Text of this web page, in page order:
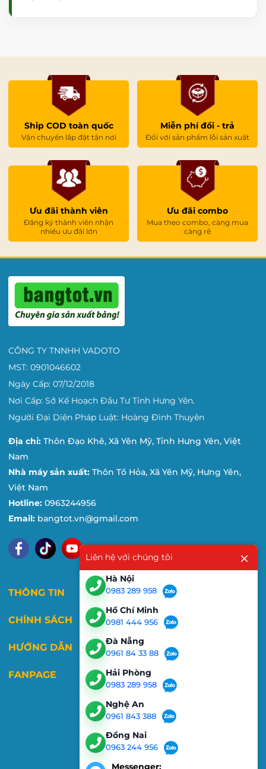
Ship COD toàn quốc
Vận chuyển lắp đặt tận nơi
Miễn phí đổi - trả
Đối với sản phẩm lỗi sản xuất
Ưu đãi thành viên
Đăng ký thành viên nhận
nhiều ưu đãi lớn
Ưu đãi combo
Mua theo combo, càng mua
càng rẻ
CÔNG TY TNNHH VADOTO
MST: 0901046602
Ngày Cấp: 07/12/2018
Nơi Cấp: Sở Kế Hoạch Đầu Tư Tỉnh Hưng Yên.
Người Đại Diện Pháp Luật: Hoàng Đình Thuyên
Địa chỉ: Thôn Đạo Khê, Xã Yên Mỹ, Tỉnh Hưng Yên, Việt
Nam
Nhà máy sản xuất: Thôn Tổ Hỏa, Xã Yên Mỹ, Hưng Yên,
Việt Nam
Hotline: 0963244956
Email: bangtot.vn@gmail.com
THÔNG TIN
CHÍNH SÁCH
HƯỚNG DẪN
FANPAGE
Liên hệ với chúng tôi
Hà Nội
0983 289 958
Hồ Chí Minh
0981 444 956
Đà Nẵng
0961 84 33 88
Hải Phòng
0983 289 958
Nghệ An
0961 843 388
Đồng Nai
0963 244 956
Messenger: